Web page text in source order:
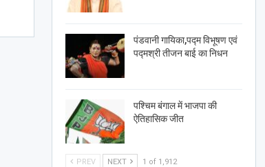
पंडवानी गायिका,पद्म विभूषण एवं
पद्मश्री तीजन बाई का निधन
पश्चिम बंगाल में भाजपा की
ऐतिहासिक जीत
PREV NEXT 1 of 1,912